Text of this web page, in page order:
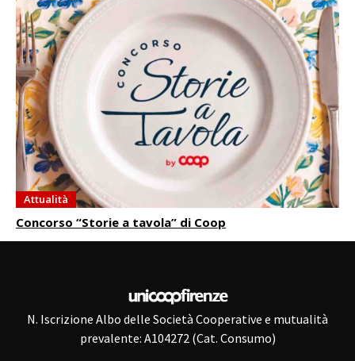
Attualità
Concorso “Storie a tavola” di Coop
N. Iscrizione Albo delle Società Cooperative e mutualità
prevalente: A104272 (Cat. Consumo)